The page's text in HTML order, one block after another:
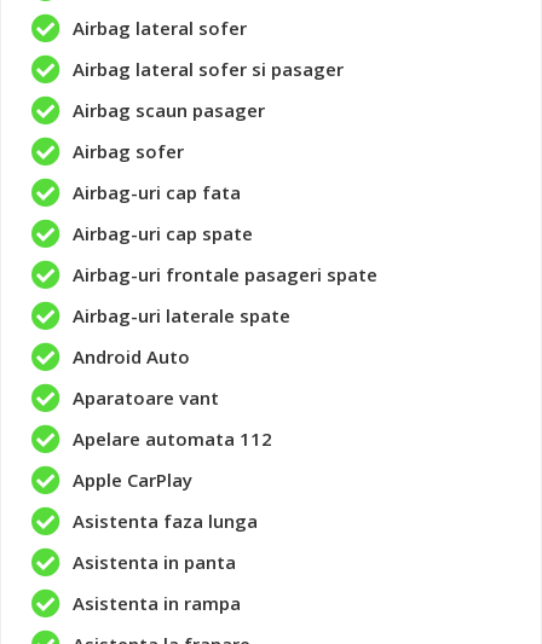
Airbag lateral sofer
Airbag lateral sofer si pasager
Airbag scaun pasager
Airbag sofer
Airbag-uri cap fata
Airbag-uri cap spate
Airbag-uri frontale pasageri spate
Airbag-uri laterale spate
Android Auto
Aparatoare vant
Apelare automata 112
Apple CarPlay
Asistenta faza lunga
Asistenta in panta
Asistenta in rampa